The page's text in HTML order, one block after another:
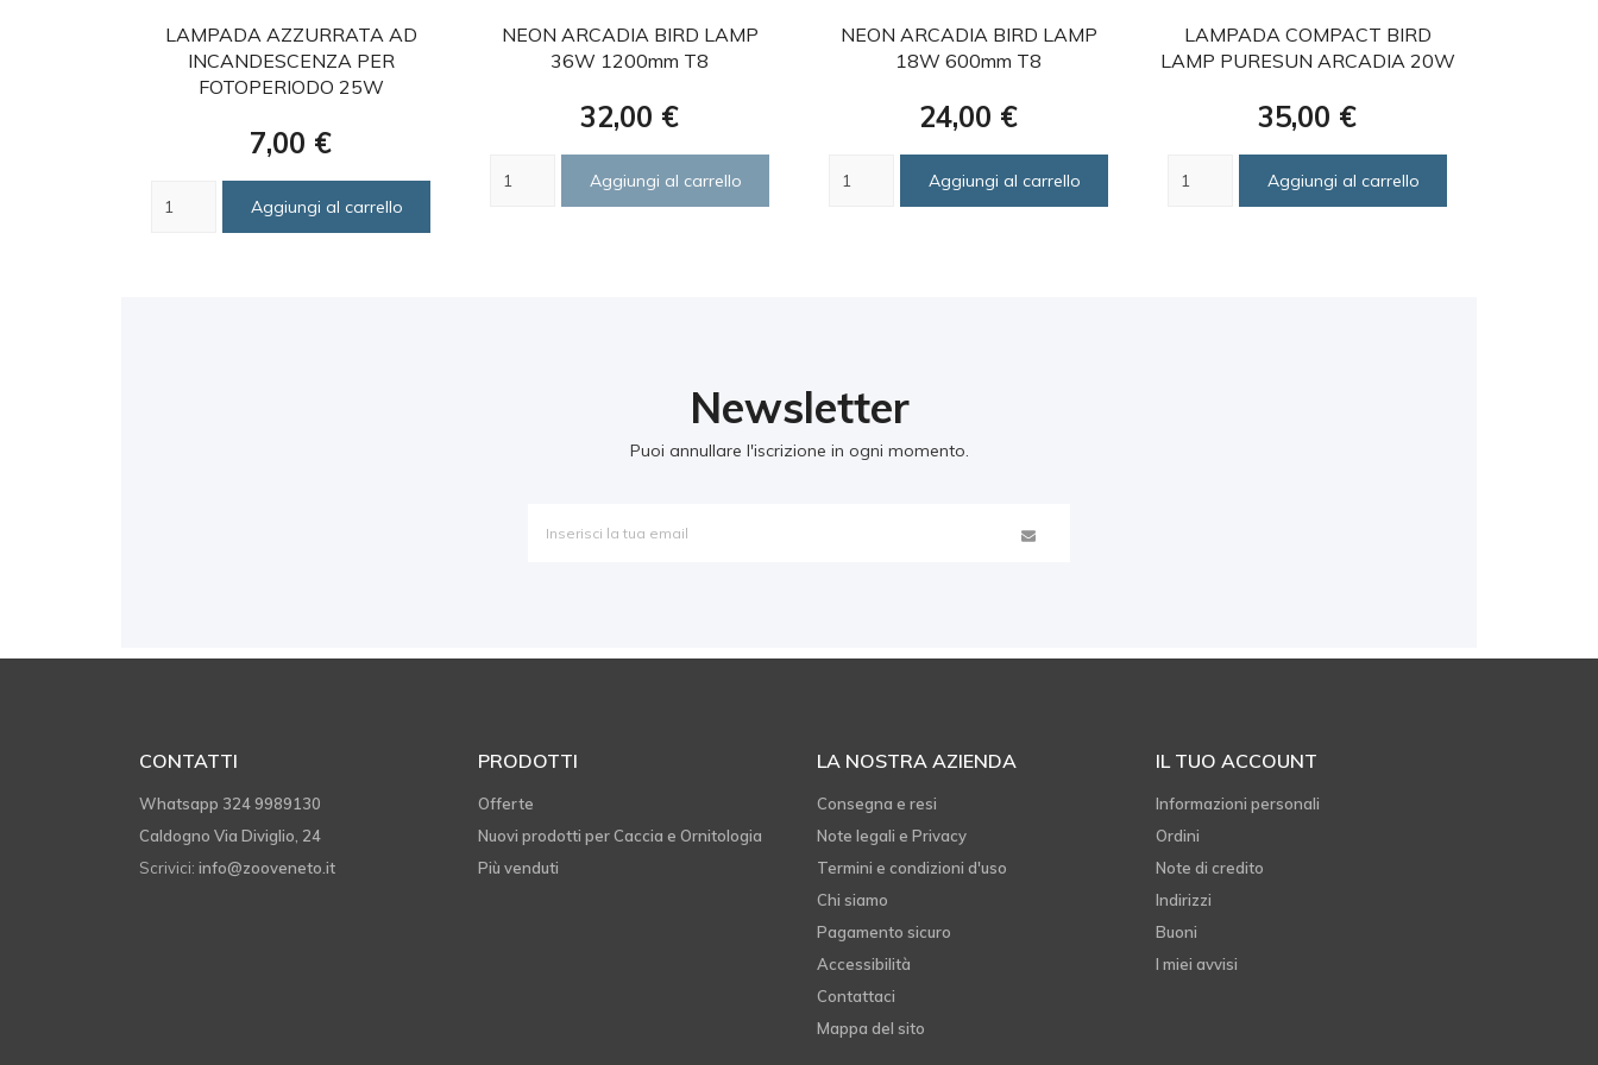
favorite
LAMPADA AZZURRATA AD
INCANDESCENZA PER
FOTOPERIODO 25W
Prezzo
7,00 €
Aggiungi al carrello
favorite
NEON ARCADIA BIRD LAMP
36W 1200mm T8
Prezzo
32,00 €
Aggiungi al carrello
favorite
NEON ARCADIA BIRD LAMP
18W 600mm T8
Prezzo
24,00 €
Aggiungi al carrello
favorite
LAMPADA COMPACT BIRD
LAMP PURESUN ARCADIA 20W
Prezzo
35,00 €
Aggiungi al carrello
Newsletter
Puoi annullare l'iscrizione in ogni momento.
CONTATTI
Whatsapp 324 9989130
Caldogno Via Diviglio, 24
Scrivici: info@zooveneto.it
PRODOTTI
Offerte
Nuovi prodotti per Caccia e Ornitologia
Più venduti
LA NOSTRA AZIENDA
Consegna e resi
Note legali e Privacy
Termini e condizioni d'uso
Chi siamo
Pagamento sicuro
Accessibilità
Contattaci
Mappa del sito
IL TUO ACCOUNT
Informazioni personali
Ordini
Note di credito
Indirizzi
Buoni
I miei avvisi